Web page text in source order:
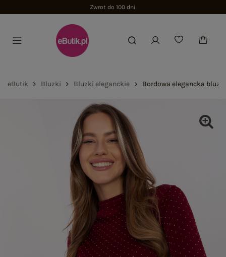
Zwrot do 100 dni
eButik Bluzki Bluzki eleganckie Bordowa elegancka